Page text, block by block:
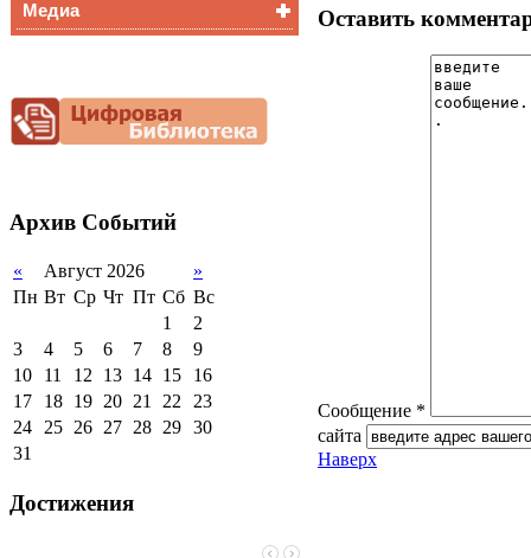
Снижение
документационной
нагрузки
Медиа
Архив Событий
« Август 2026
»
Пн Вт Ср Чт Пт Сб Вс
1
2
3
4 5 6 7 8
9
10
11 12 13 14 15
16
17
18 19 20 21 22 23
24 25 26 27 28 29 30
31
Достижения
Оставить
Сообщение *
сайта
Наверх